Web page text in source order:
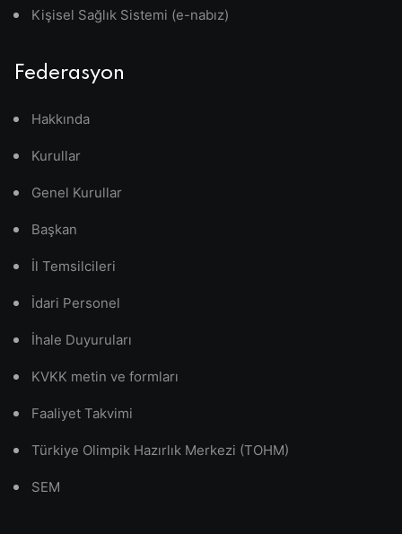
Kişisel Sağlık Sistemi (e-nabız)
Federasyon
Hakkında
Kurullar
Genel Kurullar
Başkan
İl Temsilcileri
İdari Personel
İhale Duyuruları
KVKK metin ve formları
Faaliyet Takvimi
Türkiye Olimpik Hazırlık Merkezi (TOHM)
SEM